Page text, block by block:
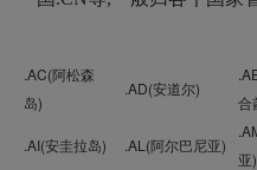
.AC(阿松森
岛)
.AD(安道尔)
合
.AI(安圭拉岛) .AL(阿尔巴尼亚)
亚)